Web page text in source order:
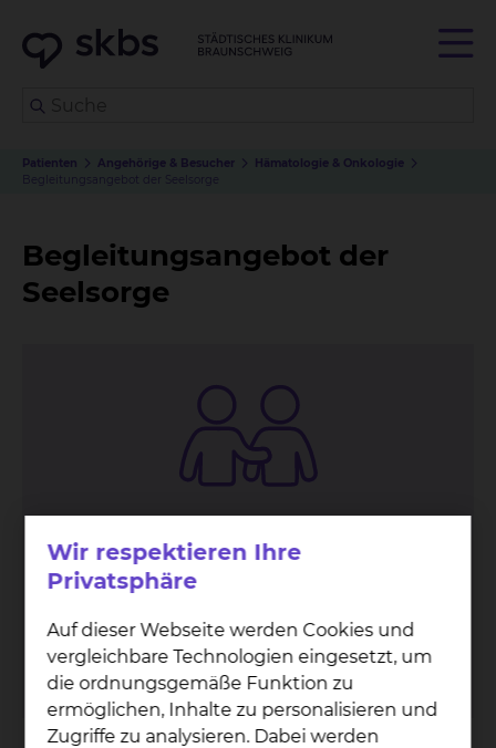
Patienten Angehörige & Besucher
Hämatologie & Onkologie
Begleitungsangebot der Seelsorge
Begleitungsangebot der
Seelsorge
Seel­sor­ge
Auf der folgenden Seite finden Sie die
Kontaktdaten der Seelsorgerinnen und
Seelsorger.
mehr
Wir respektieren Ihre
Privatsphäre
Auf dieser Webseite werden Cookies und
vergleichbare Technologien eingesetzt, um
die ordnungsgemäße Funktion zu
ermöglichen, Inhalte zu personalisieren und
Zugriffe zu analysieren. Dabei werden